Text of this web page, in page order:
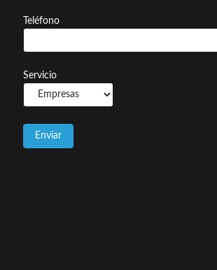
Teléfono
Servicio